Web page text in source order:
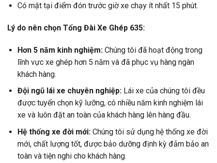
Có mặt tại điểm đón trước giờ xe chạy ít nhất 15 phút.
Lý do nên chọn Tổng Đài Xe Ghép 635:
Hơn 5 năm kinh nghiệm:Chúng tôi đã hoạt động trong
lĩnh vực xe ghép hơn 5 năm và đã phục vụ hàng ngàn
khách hàng.
Đội ngũ lái xe chuyên nghiệp:Lái xe của chúng tôi đều
được tuyển chọn kỹ lưỡng, có nhiều năm kinh nghiệm lái
xe và luôn đặt an toàn của khách hàng lên hàng đầu.
Hệ thống xe đời mới:Chúng tôi sử dụng hệ thống xe đời
mới, chất lượng tốt, được bảo dưỡng định kỳ đảm bảo an
toàn và tiện nghi cho khách hàng.